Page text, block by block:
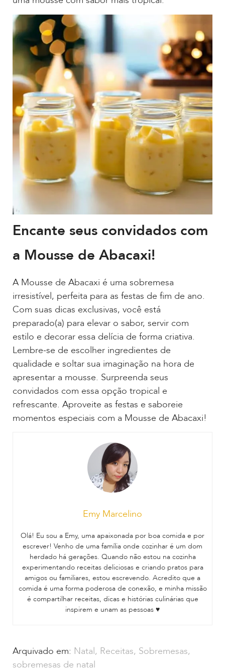
Encante seus convidados com
a Mousse de Abacaxi!
A Mousse de Abacaxi é uma sobremesa
irresistível, perfeita para as festas de fim de ano.
Com suas dicas exclusivas, você está
preparado(a) para elevar o sabor, servir com
estilo e decorar essa delícia de forma criativa.
Lembre-se de escolher ingredientes de
qualidade e soltar sua imaginação na hora de
apresentar a mousse. Surpreenda seus
convidados com essa opção tropical e
refrescante. Aproveite as festas e saboreie
momentos especiais com a Mousse de Abacaxi!
Emy Marcelino
Olá! Eu sou a Emy, uma apaixonada por boa comida e por
escrever! Venho de uma família onde cozinhar é um dom
herdado há gerações. Quando não estou na cozinha
experimentando receitas deliciosas e criando pratos para
amigos ou familiares, estou escrevendo. Acredito que a
comida é uma forma poderosa de conexão, e minha missão
é compartilhar receitas, dicas e histórias culinárias que
inspirem e unam as pessoas ♥
Arquivado em: Natal, Receitas, Sobremesas,
sobremesas de natal